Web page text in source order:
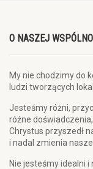
O NASZEJ
My nie chodzimy do
ludzi tworzących
Jesteśmy różni,
różne
Chrystus przyszedł
i nadal zmienia
Nie jesteśmy idealni i